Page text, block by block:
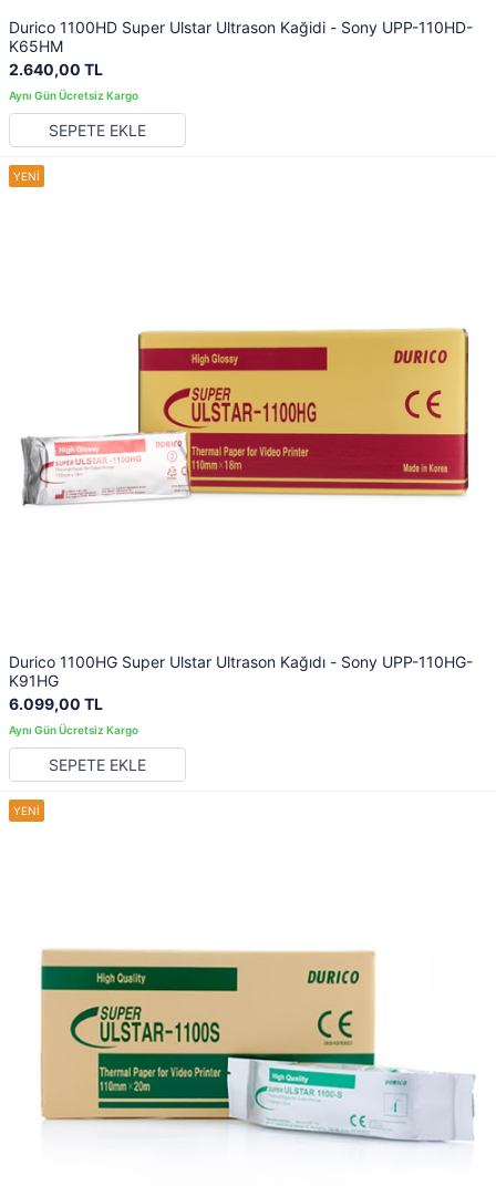
Durico 1100HD Super Ulstar Ultrason Kağidi - Sony UPP-110HD-
K65HM
2.640,00 TL
SEPETE EKLE
Durico 1100HG Super Ulstar Ultrason Kağıdı - Sony UPP-110HG-
K91HG
6.099,00 TL
SEPETE EKLE